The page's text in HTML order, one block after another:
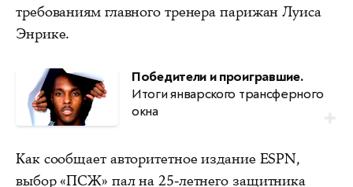
требованиям главного тренера парижан Луиса
Энрике.
Победители и проигравшие.
Итоги январского трансферного
окна
Как сообщает авторитетное издание ESPN,
выбор «ПСЖ» пал на 25-летнего защитника